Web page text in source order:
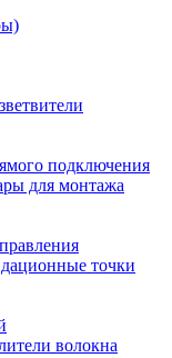
подключения
для монтажа
точки
волокна